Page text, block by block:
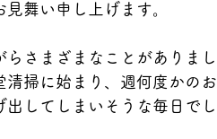
舞い申し上げます。
さまざまなことがありまし
掃に始まり、週何度かのお
してしまいそうな毎日でし